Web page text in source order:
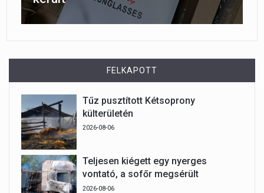
FELKAPOTT
Tűz pusztított Kétsoprony
külterületén
2026-08-06
Teljesen kiégett egy nyerges
vontató, a sofőr megsérült
2026-08-06